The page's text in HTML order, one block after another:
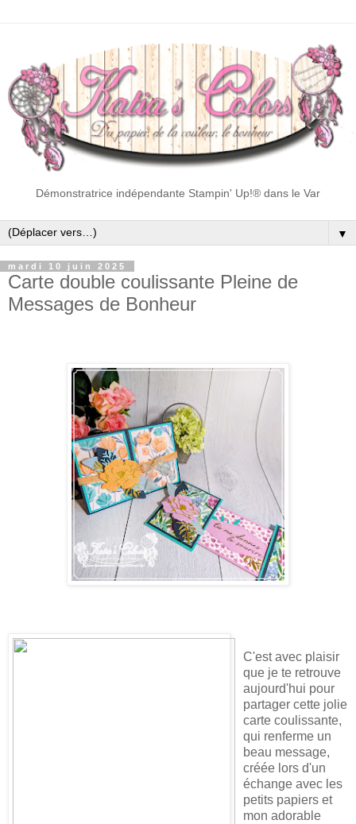
Démonstratrice indépendante Stampin' Up!® dans le Var
▼
mardi 10 juin 2025
Carte double coulissante Pleine de
Messages de Bonheur
C'est avec plaisir
que je te retrouve
aujourd'hui pour
partager cette jolie
carte coulissante,
qui renferme un
beau message,
créée lors d'un
échange avec les
petits papiers et
mon adorable